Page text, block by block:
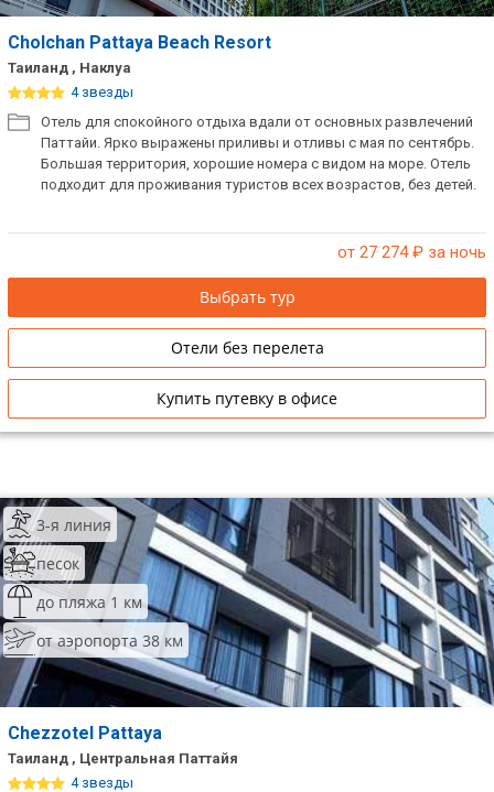
Cholchan Pattaya Beach Resort
Таиланд , Наклуа
4 звезды
Отель для спокойного отдыха вдали от основных развлечений
Паттайи. Ярко выражены приливы и отливы с мая по сентябрь.
Большая территория, хорошие номера с видом на море. Отель
подходит для проживания туристов всех возрастов, без детей.
от 27 274₽ за ночь
Выбрать тур
Отели без перелета
Купить путевку в офисе
3-я линия
песок
до пляжа 1 км
от аэропорта 38 км
Chezzotel Pattaya
Таиланд , Центральная Паттайя
4 звезды